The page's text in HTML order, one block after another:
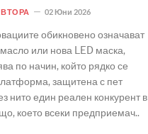
02 Юни 2026
обикновено означават
или нова LED маска,
по начин, който рядко се
защитена с пет
нито един реален конкурент в
което всеки предприемач..